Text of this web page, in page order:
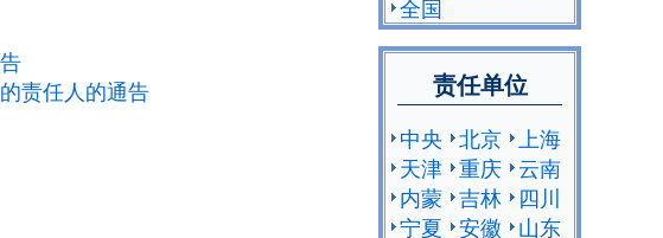
责任人的通告
全国
责任单位
中央 北京
上海
天津 重庆 云南
内蒙 吉林
四川
宁夏 安徽
山东